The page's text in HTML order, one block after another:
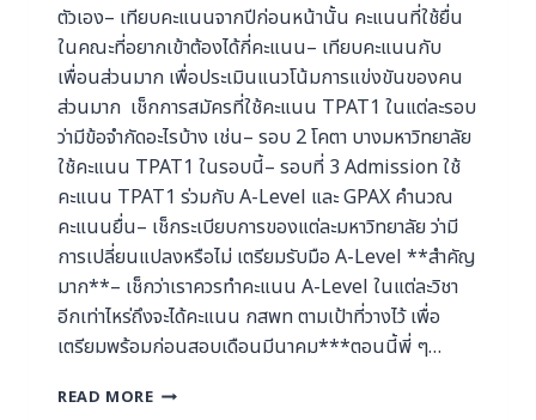
ตัวเอง– เทียบคะแนนจากปีก่อนหน้านั้น คะแนนที่ใช้ยื่น
ในคณะที่อยากเข้าต้องได้กี่คะแนน– เทียบคะแนนกับ
เพื่อนส่วนมาก เพื่อประเมินแนวโน้มการแข่งขันของคน
ส่วนมาก เช็กการสมัครที่ใช้คะแนน TPAT1 ในแต่ละรอบ
ว่ามีข้อจำกัดอะไรบ้าง เช่น– รอบ 2 โคตา บางมหาวิทยาลัย
ใช้คะแนน TPAT1 ในรอบนี้– รอบที่ 3 Admission ใช้
คะแนน TPAT1 ร่วมกับ A-Level และ GPAX คำนวณ
คะแนนยื่น– เช็กระเบียบการของแต่ละมหาวิทยาลัย ว่ามี
การเปลี่ยนแปลงหรือไม่ เตรียมรับมือ A-Level **สำคัญ
มาก**– เช็กว่าเราควรทำคะแนน A-Level ในแต่ละวิชา
อีกเท่าไหร่ถึงจะได้คะแนน กสพท ตามเป้าที่วางไว้ เพื่อ
เตรียมพร้อมก่อนสอบเดือนมีนาคม***ตอนนี้พี่ ๆ…
READ MORE